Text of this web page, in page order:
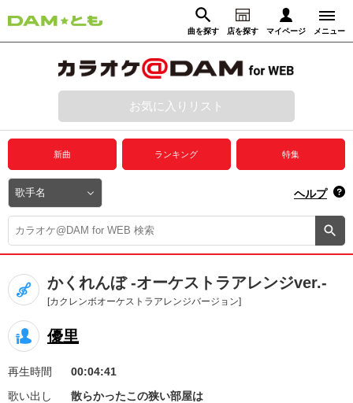
曲を探す 店を探す マイページ メニュー
動画からさがす 録音からさがす
ログイン
プレミアムサービス
DAM★とも動画
DAM★とも録音
カラオケ＠DAM
ユーザー検索
キャンペーン
お知らせ よくあるご質問
お気に入りリスト
新曲 ランキング 特集
ヘルプ
かくれんぼ -オーケストラアレンジver.-
[カクレンボオーケストラアレンジバージョン]
優里
再生時間
00:04:41
歌い出し
散らかったこの狭い部屋は